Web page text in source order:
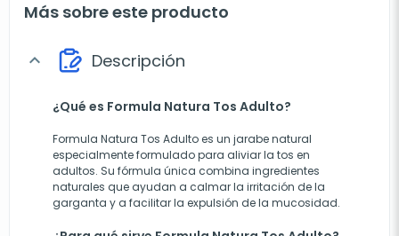
Más sobre este producto
expand_more Descripción
¿Qué es Formula Natura Tos Adulto?
Formula Natura Tos Adulto es un jarabe natural
especialmente formulado para aliviar la tos en
adultos. Su fórmula única combina ingredientes
naturales que ayudan a calmar la irritación de la
garganta y a facilitar la expulsión de la mucosidad.